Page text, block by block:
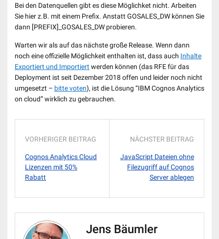
Bei den Datenquellen gibt es diese Möglichket nicht. Arbeiten
Sie hier z.B. mit einem Prefix. Anstatt GOSALES_DW können Sie
dann [PREFIX]_GOSALES_DW probieren.
Warten wir als auf das nächste große Release. Wenn dann
noch eine offizielle Möglichkeit enthalten ist, dass auch Inhalte
Exportiert und Importiert werden können (das RFE für das
Deployment ist seit Dezember 2018 offen und leider noch nicht
umgesetzt – bitte voten), ist die Lösung “IBM Cognos Analytics
on cloud” wirklich zu gebrauchen.
VORHERIGER BEITRAG
Cognos Analytics Cloud
Lizenzen mit 50%
Rabatt
NÄCHSTER BEITRAG
JavaScript Dateien ohne
Filezugriff auf Cognos
Server ablegen
Jens Bäumler